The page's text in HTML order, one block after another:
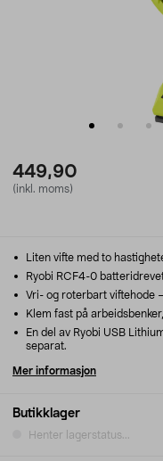
449,90
(inkl. moms)
Butikklager
Henter lagerstatus...
Liten vifte med to
Ryobi RCF4-0
Vri- og roterbart viftehode
Klem fast på
En del av Ryobi USB
separat.
Mer informasjon